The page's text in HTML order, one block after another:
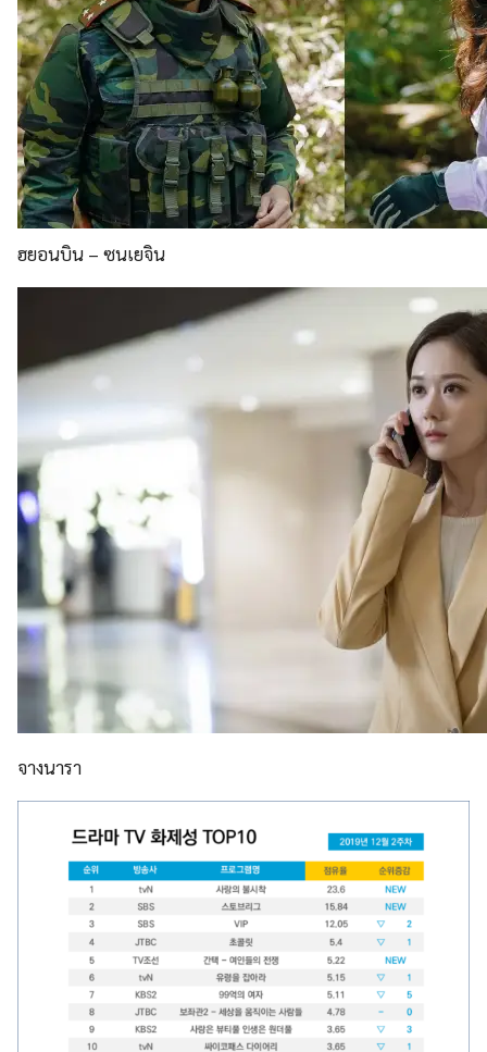
ฮยอนบิน – ซนเยจิน
จางนารา